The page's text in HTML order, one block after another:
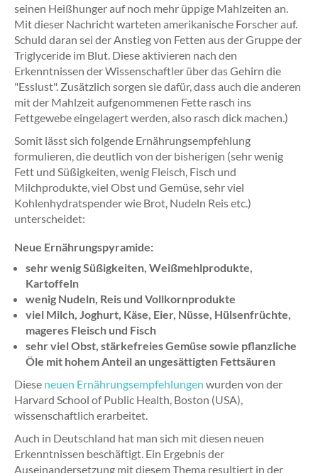
seinen Heißhunger auf noch mehr üppige Mahlzeiten an.
Mit dieser Nachricht warteten amerikanische Forscher auf.
Schuld daran sei der Anstieg von Fetten aus der Gruppe der
Triglyceride im Blut. Diese aktivieren nach den
Erkenntnissen der Wissenschaftler über das Gehirn die
"Esslust". Zusätzlich sorgen sie dafür, dass auch die anderen
mit der Mahlzeit aufgenommenen Fette rasch ins
Fettgewebe eingelagert werden, also rasch dick machen.)
Somit lässt sich folgende Ernährungsempfehlung
formulieren, die deutlich von der bisherigen (sehr wenig
Fett und Süßigkeiten, wenig Fleisch, Fisch und
Milchprodukte, viel Obst und Gemüse, sehr viel
Kohlenhydratspender wie Brot, Nudeln Reis etc.)
unterscheidet:
Neue Ernährungspyramide:
sehr wenig Süßigkeiten, Weißmehlprodukte,
Kartoffeln
wenig Nudeln, Reis und Vollkornprodukte
viel Milch, Joghurt, Käse, Eier, Nüsse, Hülsenfrüchte,
mageres Fleisch und Fisch
sehr viel Obst, stärkefreies Gemüse sowie pflanzliche
Öle mit hohem Anteil an ungesättigten Fettsäuren
Diese neuen Ernährungsempfehlungen wurden von der
Harvard School of Public Health, Boston (USA),
wissenschaftlich erarbeitet.
Auch in Deutschland hat man sich mit diesen neuen
Erkenntnissen beschäftigt. Ein Ergebnis der
Auseinandersetzung mit diesem Thema resultiert in der